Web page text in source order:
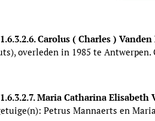
Carolus ( Charles ) Vanden
overleden in 1985 te Antwerpen.
Maria Catharina Elisabeth
Petrus Mannaerts en